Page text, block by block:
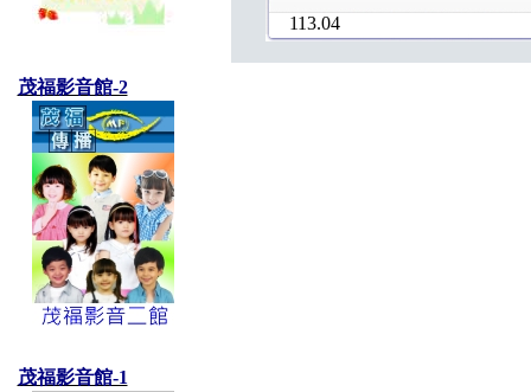
茂福影音館-2
茂福影音館-1
113.04